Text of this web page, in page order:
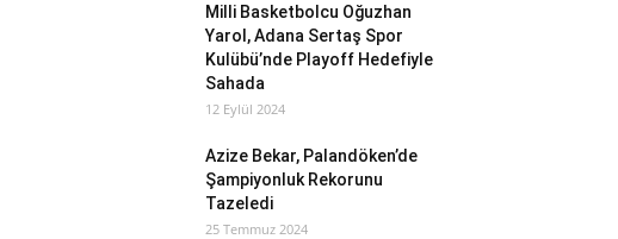
Milli Basketbolcu Oğuzhan
Yarol, Adana Sertaş Spor
Kulübü’nde Playoff Hedefiyle
Sahada
12 Eylül 2024
Azize Bekar, Palandöken’de
Şampiyonluk Rekorunu
Tazeledi
25 Temmuz 2024